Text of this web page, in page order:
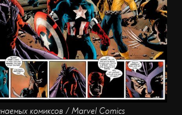
комиксов / Marvel Comics